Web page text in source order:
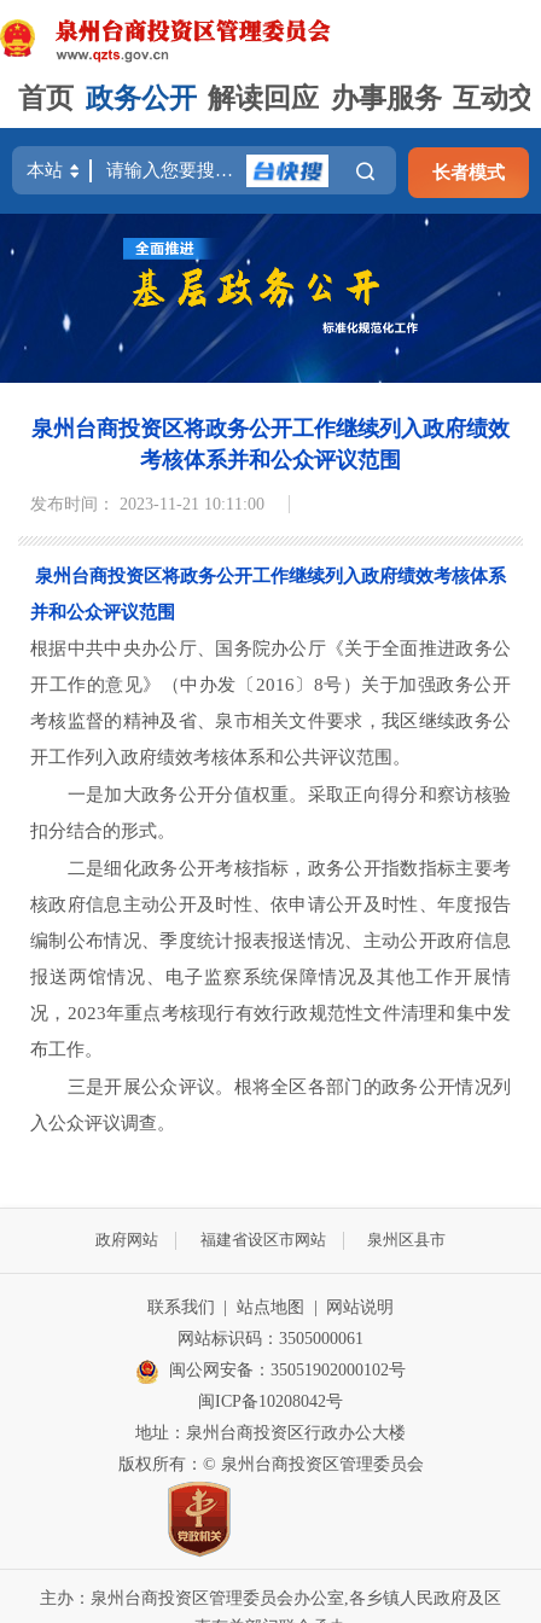
首页 政务公开 解读回应 办事服务 互动
长者模式
泉州台商投资区将政务公开工作继续列入政府绩效
考核体系并和公众评议范围
发布时间： 2023-11-21 10:11:00
泉州台商投资区将政务公开工作继续列入政府绩效考核体系
并和公众评议范围
根据中共中央办公厅、国务院办公厅《关于全面推进政务公
开工作的意见》（中办发〔 2016〕8号）关于加强政务公开
考核监督的精神及省、泉市相关文件要求，我区继续政务公
开工作列入政府绩效考核体系和公共评议范围。
一是加大政务公开分值权重。采取正向得分和察访核验
扣分结合的形式。
二是细化政务公开考核指标，政务公开指数指标主要考
核政府信息主动公开及时性、依申请公开及时性、年度报告
编制公布情况、季度统计报表报送情况、主动公开政府信息
报送两馆情况、电子监察系统保障情况及其他工作开展情
况， 2023年重点考核现行有效行政规范性文件清理和集中发
布工作。
三是开展公众评议。根将全区各部门的政务公开情况列
入公众评议调查。
政府网站 福建省设区市网站 泉州区县市
联系我们 站点地图
网站说明
网站标识码：3505000061
闽公网安备：35051902000102号
闽ICP备10208042号
地址：泉州台商投资区行政办公大楼
版权所有：© 泉州台商投资区管理委员会
主办：泉州台商投资区管理委员会办公室,各乡镇人民政府及区